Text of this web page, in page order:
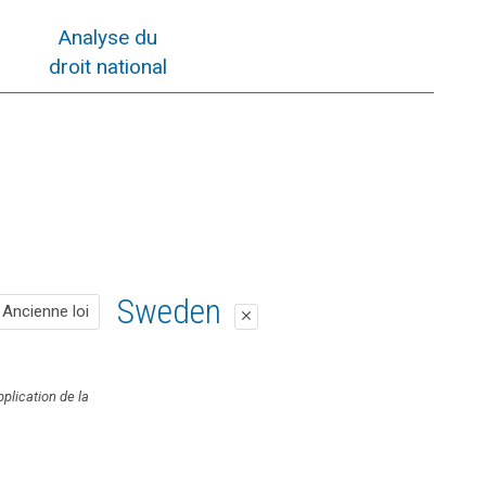
Analyse du
droit national
Ancienne loi
de la
Ancienne loi
Sweden close